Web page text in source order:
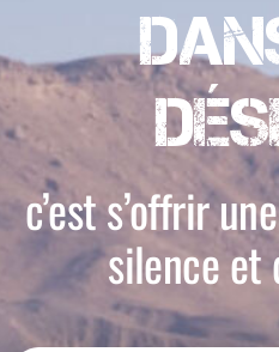
c’est s’offrir
silence et